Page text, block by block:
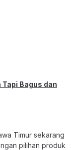
Bagus dan
Timur sekarang
pilihan produk